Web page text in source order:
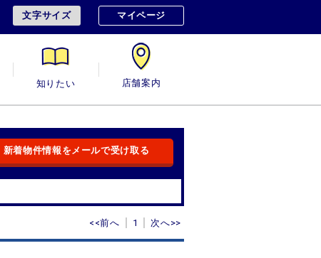
文字サイズ マイページ
知りたい 店舗案内
新着物件情報をメールで受け取る
<<前へ 1 次へ>>